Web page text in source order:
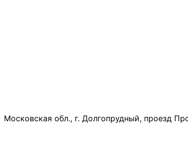
Московская обл., г. Долгопрудный, проезд